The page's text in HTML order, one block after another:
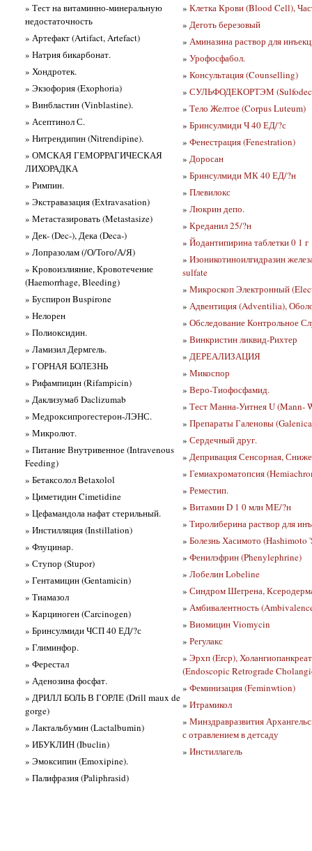
» Тест на витаминно-минеральную
недостаточность
» Артефакт (Artifact, Artefact)
» Натрия бикарбонат.
» Хондротек.
» Экзофория (Exophoria)
» Винбластин (Vinblastine).
» Асептинол С.
» Нитрендипин (Nitrendipine).
» ОМСКАЯ ГЕМОРРАГИЧЕСКАЯ
ЛИХОРАДКА
» Римпин.
» Экстравазация (Extravasation)
» Метастазировать (Metastasize)
» Дек- (Dec-), Дека (Deca-)
» Лопразолам (/О/Того/А/Я)
» Кровоизлияние, Кровотечение
(Haemorrhage, Bleeding)
» Буспирон Buspirone
» Нелорен
» Полиоксидин.
» Ламизил Дермгель.
» ГОРНАЯ БОЛЕЗНЬ
» Рифампицин (Rifampicin)
» Даклизумаб Daclizumab
» Медроксипрогестерон-ЛЭНС.
» Микролют.
» Питание Внутривенное (Intravenous
Feeding)
» Бетаксолол Betaxolol
» Циметидин Cimetidine
» Цефамандола нафат стерильный.
» Инстилляция (Instillation)
» Флуцинар.
» Ступор (Stupor)
» Гентамицин (Gentamicin)
» Тиамазол
» Карциноген (Carcinogen)
» Бринсулмиди ЧСП 40 ЕД/?с
» Глиминфор.
» Ферестал
» Аденозина фосфат.
» ДРИЛЛ БОЛЬ В ГОРЛЕ (Drill maux de
gorge)
» Лактальбумин (Lactalbumin)
» ИБУКЛИН (Ibuclin)
» Эмоксипин (Emoxipine).
» Палифразия (Paliphrasid)
» Клетка Крови (Blood Cell),
» Деготь березовый
» Аминазина раствор для
» Урофосфабол.
» Консультация (Counselling)
» СУЛЬФОДЕКОРТЭМ
» Тело Желтое (Corpus Luteum)
» Бринсулмиди Ч 40 ЕД/?с
» Фенестрация (Fenestration)
» Доросан
» Бринсулмиди МК 40 ЕД/?н
» Плевилокс
» Люкрин депо.
» Креданил 25/?н
» Йодантипирина таблетки 0 1 г
» Изоникотиноилгидразин
sulfate
» Микроскоп Электронный
» Адвентиция (Adventilia),
» Обследование Контрольное
» Винкристин ликвид-Рихтер
» ДЕРЕАЛИЗАЦИЯ
» Микоспор
» Веро-Тиофосфамид.
» Тест Манна-Уитнея U (Mann-
» Препараты Галеновы
» Сердечный друг.
» Депривация Сенсорная,
» Гемиахроматопсия
» Реместип.
» Витамин D 1 0 млн МЕ/?н
» Тиролиберина раствор для
» Болезнь Хасимото (Hashimoto
» Фенилэфрин (Phenylephrine)
» Лобелин Lobeline
» Синдром Шегрена,
» Амбивалентность
» Виомицин Viomycin
» Регулакс
» Эрхп (Ercp),
(Endoscopic Retrograde
» Феминизация (Feminwtion)
» Итрамикол
» Минздравразвития
с отравлением в детсаду
» Инстиллагель